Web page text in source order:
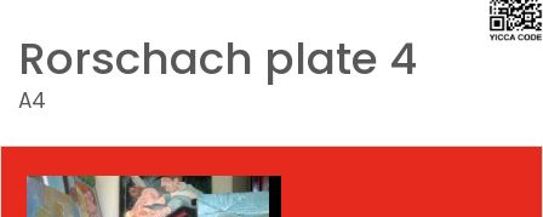
Rorschach plate 4
A4